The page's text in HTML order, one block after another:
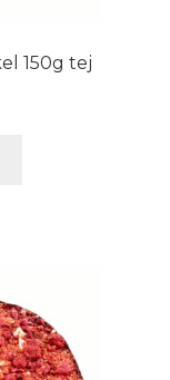
150g tej